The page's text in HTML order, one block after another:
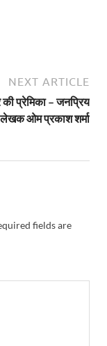
NEXT ARTICLE
की प्रेमिका – जनप्रिय
लेखक ओम प्रकाश शर्मा
fields are